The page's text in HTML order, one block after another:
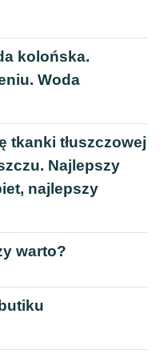
kolońska.
Woda
tkanki tłuszczowej
Najlepszy
najlepszy
warto?